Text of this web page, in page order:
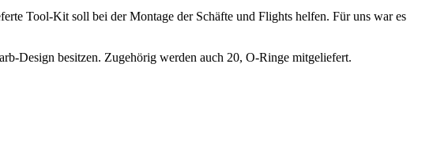
Tool-Kit soll bei der Montage der Schäfte und Flights helfen. Für uns war es
Design besitzen. Zugehörig werden auch 20, O-Ringe mitgeliefert.